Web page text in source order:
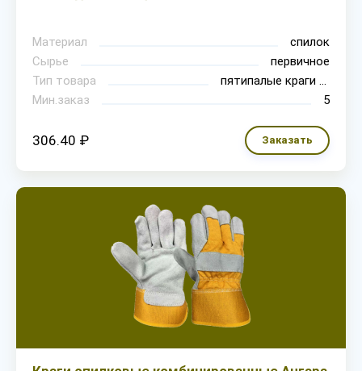
Материал
спилок
Сырье
первичное
Тип товара
пятипалые краги для сварки
Мин.заказ
5
306.40 ₽ Заказать